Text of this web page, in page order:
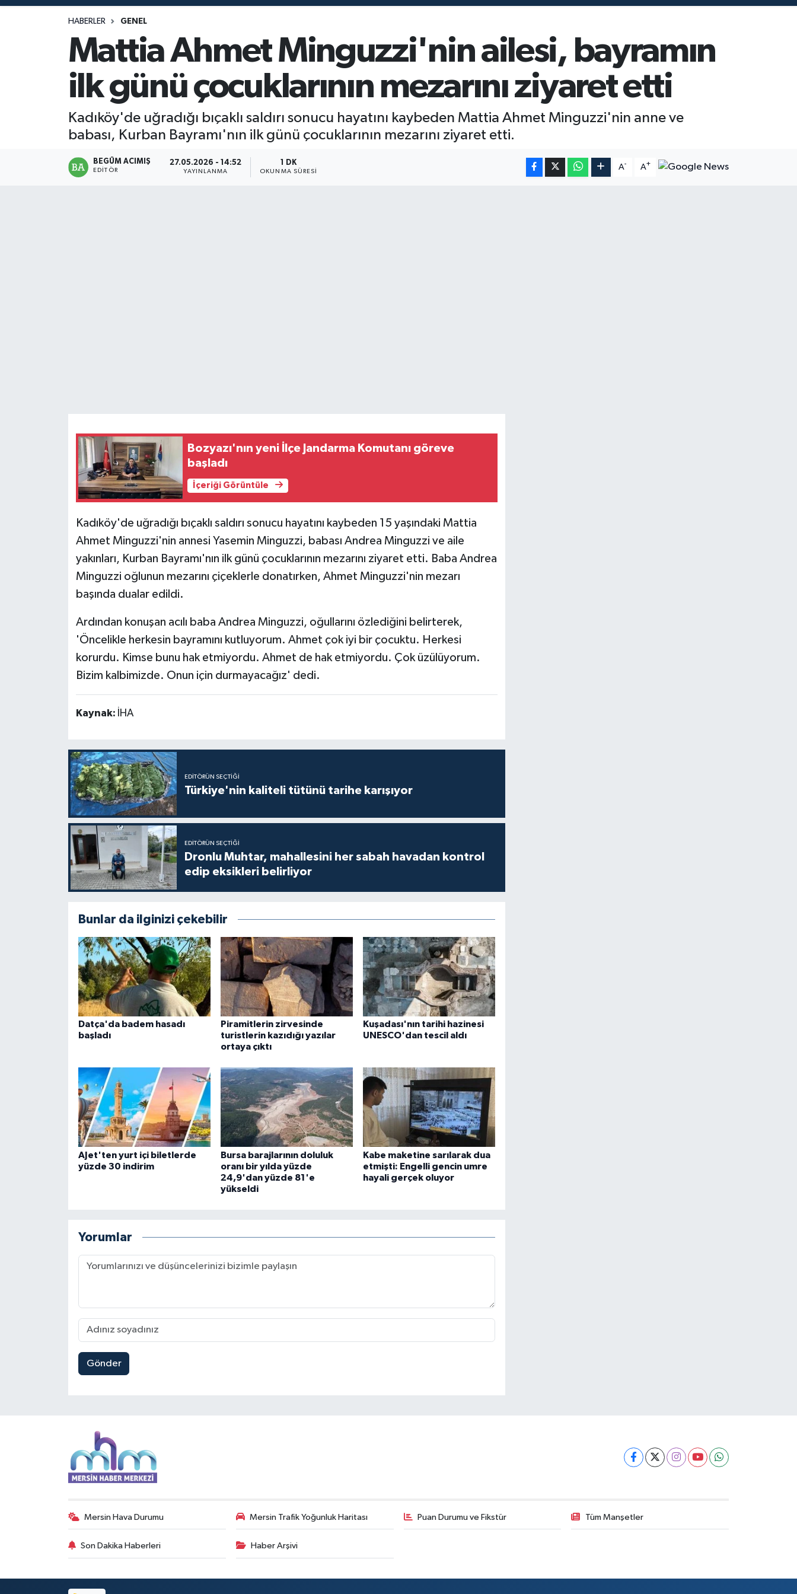
HABERLER GENEL
Mattia Ahmet Minguzzi'nin ailesi, bayramın
ilk günü çocuklarının mezarını ziyaret etti
Kadıköy'de uğradığı bıçaklı saldırı sonucu hayatını kaybeden Mattia Ahmet Minguzzi'nin anne ve
babası, Kurban Bayramı'nın ilk günü çocuklarının mezarını ziyaret etti.
BEGÜM ACIMIŞ
EDITÖR
27.05.2026 - 14:52
YAYINLANMA
1 DK
OKUNMA SÜRESI
A- A+
Bozyazı'nın yeni İlçe Jandarma Komutanı göreve
başladı
İçeriği Görüntüle
Kadıköy'de uğradığı bıçaklı saldırı sonucu hayatını kaybeden 15 yaşındaki Mattia
Ahmet Minguzzi'nin annesi Yasemin Minguzzi, babası Andrea Minguzzi ve aile
yakınları, Kurban Bayramı'nın ilk günü çocuklarının mezarını ziyaret etti. Baba Andrea
Minguzzi oğlunun mezarını çiçeklerle donatırken, Ahmet Minguzzi'nin mezarı
başında dualar edildi.
Ardından konuşan acılı baba Andrea Minguzzi, oğullarını özlediğini belirterek,
'Öncelikle herkesin bayramını kutluyorum. Ahmet çok iyi bir çocuktu. Herkesi
korurdu. Kimse bunu hak etmiyordu. Ahmet de hak etmiyordu. Çok üzülüyorum.
Bizim kalbimizde. Onun için durmayacağız' dedi.
Kaynak: İHA
EDITÖRÜN SEÇTIĞI
Türkiye'nin kaliteli tütünü tarihe karışıyor
EDITÖRÜN SEÇTIĞI
Dronlu Muhtar, mahallesini her sabah havadan kontrol
edip eksikleri belirliyor
Bunlar da ilginizi çekebilir
Datça'da badem hasadı
başladı
Piramitlerin zirvesinde
turistlerin kazıdığı yazılar
ortaya çıktı
Kuşadası'nın tarihi hazinesi
UNESCO'dan tescil aldı
AJet'ten yurt içi biletlerde
yüzde 30 indirim
Bursa barajlarının doluluk
oranı bir yılda yüzde
24,9'dan yüzde 81'e
yükseldi
Kabe maketine sarılarak dua
etmişti: Engelli gencin umre
hayali gerçek oluyor
Yorumlar
Gönder
Mersin Hava Durumu Mersin Trafik Yoğunluk Haritası Puan Durumu ve Fikstür Tüm Manşetler
Son Dakika Haberleri Haber Arşivi
Magazin
Mersin Tarihi
Özel Haber
Politika
Resmi İlan